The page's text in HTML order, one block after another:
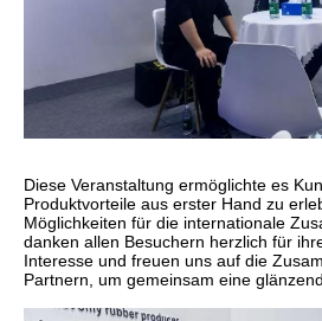
Diese Veranstaltung ermöglichte es
Produktvorteile aus erster Hand zu
Möglichkeiten für die internationale
danken allen Besuchern herzlich für
Interesse und freuen uns auf die
Partnern, um gemeinsam eine